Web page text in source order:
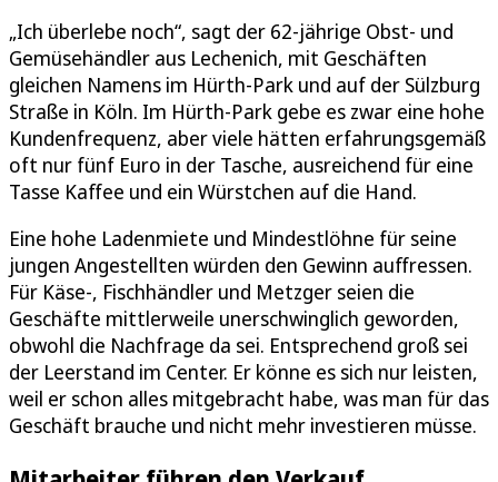
„Ich überlebe noch“, sagt der 62-jährige Obst- und
Gemüsehändler aus Lechenich, mit Geschäften
gleichen Namens im Hürth-Park und auf der Sülzburg
Straße in Köln. Im Hürth-Park gebe es zwar eine hohe
Kundenfrequenz, aber viele hätten erfahrungsgemäß
oft nur fünf Euro in der Tasche, ausreichend für eine
Tasse Kaffee und ein Würstchen auf die Hand.
Eine hohe Ladenmiete und Mindestlöhne für seine
jungen Angestellten würden den Gewinn auffressen.
Für Käse-, Fischhändler und Metzger seien die
Geschäfte mittlerweile unerschwinglich geworden,
obwohl die Nachfrage da sei. Entsprechend groß sei
der Leerstand im Center. Er könne es sich nur leisten,
weil er schon alles mitgebracht habe, was man für das
Geschäft brauche und nicht mehr investieren müsse.